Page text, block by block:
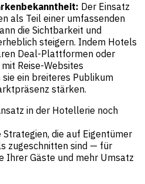
Der Einsatz
als Teil einer umfassenden
die Sichtbarkeit und
steigern. Indem Hotels
Deal-Plattformen oder
Reise-Websites
sie ein breiteres Publikum
stärken.
in der Hotellerie noch
die auf Eigentümer
zugeschnitten sind — für
Ihrer Gäste und mehr Umsatz